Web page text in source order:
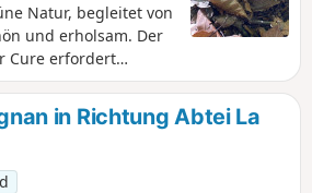
Natur, begleitet von
und erholsam. Der
Cure erfordert
ist aber
wandert, sehr
Sorge.in Richtung Abtei La